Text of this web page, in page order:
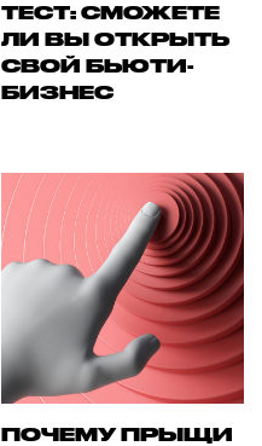
ТЕСТ: СМОЖЕТЕ
ЛИ ВЫ ОТКРЫТЬ
СВОЙ БЬЮТИ-
БИЗНЕС
ПОЧЕМУ ПРЫЩИ